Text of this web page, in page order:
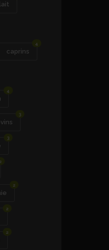
caprins
4
4
3
3
2
2
2
2